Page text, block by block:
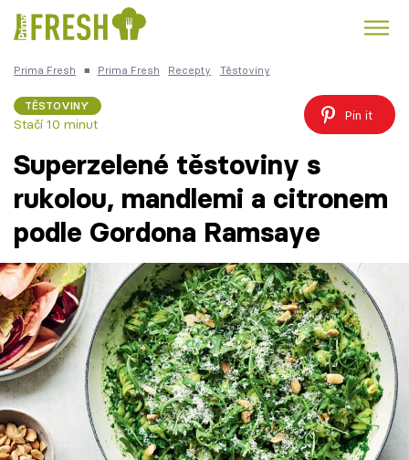
Česká kuchyně
Témata
Recepty
Články
TV Program
Škola vaření
Prima Fresh ■ Prima Fresh Recepty Těstoviny
TĚSTOVINY
Stačí 10 minut
Pin it
Superzelené těstoviny s
rukolou, mandlemi a citronem
podle Gordona Ramsaye